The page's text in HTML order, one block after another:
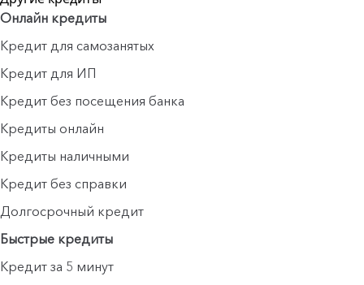
Онлайн кредиты
Кредит для самозанятых
Кредит для ИП
Кредит без посещения банка
Кредиты онлайн
Кредиты наличными
Кредит без справки
Долгосрочный кредит
Быстрые кредиты
Кредит за 5 минут